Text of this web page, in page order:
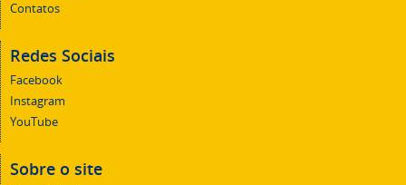
Contatos
Redes Sociais
Facebook
Instagram
YouTube
Sobre o site